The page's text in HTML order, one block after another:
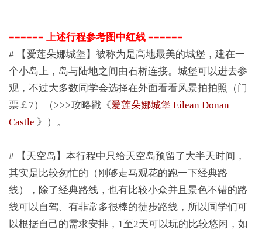
====== 上述行程参考图中红线 ======
# 【爱莲朵娜城堡】被称为是高地最美的城堡，建在一
个小岛上，岛与陆地之间由石桥连接。城堡可以进去参
观，不过大多数同学会选择在外面看看风景拍拍照（门
票￡7）（>>>攻略戳《爱莲朵娜城堡 Eilean Donan
Castle 》）。
# 【天空岛】本行程中只给天空岛预留了大半天时间，
其实是比较匆忙的（刚够走马观花的跑一下经典路
线），除了经典路线，也有比较小众并且景色不错的路
线可以自驾、有非常多很棒的徒步路线，所以同学们可
以根据自己的需求安排，1至2天可以玩的比较悠闲，如